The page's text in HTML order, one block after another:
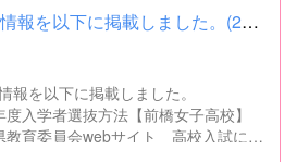
入学者選抜に関する情報を以下に掲載しました。(2026.8.4) ■令和...
報を以下に掲載しました。
入学者選抜方法【前橋女子高校】
教育委員会webサイト 高校入試に関